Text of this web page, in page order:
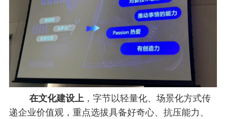
在文化建设上，字节以轻量化、场景化方式传
递企业价值观，重点选拔具备好奇心、抗压能力、